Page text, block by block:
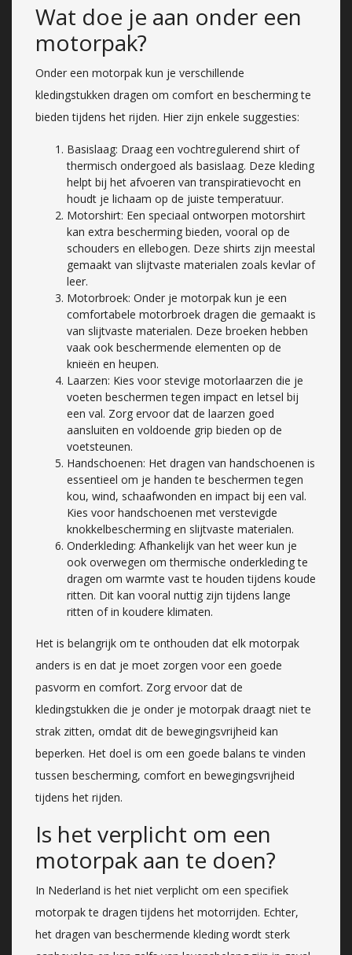
Wat doe je aan onder een
motorpak?
Onder een motorpak kun je verschillende
kledingstukken dragen om comfort en bescherming te
bieden tijdens het rijden. Hier zijn enkele suggesties:
Basislaag: Draag een vochtregulerend shirt of
thermisch ondergoed als basislaag. Deze kleding
helpt bij het afvoeren van transpiratievocht en
houdt je lichaam op de juiste temperatuur.
Motorshirt: Een speciaal ontworpen motorshirt
kan extra bescherming bieden, vooral op de
schouders en ellebogen. Deze shirts zijn meestal
gemaakt van slijtvaste materialen zoals kevlar of
leer.
Motorbroek: Onder je motorpak kun je een
comfortabele motorbroek dragen die gemaakt is
van slijtvaste materialen. Deze broeken hebben
vaak ook beschermende elementen op de
knieën en heupen.
Laarzen: Kies voor stevige motorlaarzen die je
voeten beschermen tegen impact en letsel bij
een val. Zorg ervoor dat de laarzen goed
aansluiten en voldoende grip bieden op de
voetsteunen.
Handschoenen: Het dragen van handschoenen is
essentieel om je handen te beschermen tegen
kou, wind, schaafwonden en impact bij een val.
Kies voor handschoenen met verstevigde
knokkelbescherming en slijtvaste materialen.
Onderkleding: Afhankelijk van het weer kun je
ook overwegen om thermische onderkleding te
dragen om warmte vast te houden tijdens koude
ritten. Dit kan vooral nuttig zijn tijdens lange
ritten of in koudere klimaten.
Het is belangrijk om te onthouden dat elk motorpak
anders is en dat je moet zorgen voor een goede
pasvorm en comfort. Zorg ervoor dat de
kledingstukken die je onder je motorpak draagt niet te
strak zitten, omdat dit de bewegingsvrijheid kan
beperken. Het doel is om een goede balans te vinden
tussen bescherming, comfort en bewegingsvrijheid
tijdens het rijden.
Is het verplicht om een
motorpak aan te doen?
In Nederland is het niet verplicht om een specifiek
motorpak te dragen tijdens het motorrijden. Echter,
het dragen van beschermende kleding wordt sterk